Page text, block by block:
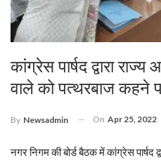
कांग्रेस पार्षद द्वारा
वाले को पत्थरबाज कहने
By Newsadmin On Apr 25, 2022
नगर निगम की बोर्ड बैठक में कांग्रेस पार्षद